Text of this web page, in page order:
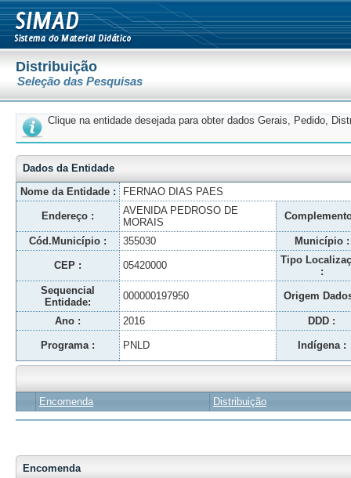
Distribuição
Seleção das Pesquisas
Clique na entidade desejada para obter dados Gerais, Pedido,
Dados da Entidade
Nome da Entidade :
FERNAO DIAS PAES
Endereço :
AVENIDA PEDROSO DE
MORAIS
Cód.Município : 355030 Município :
CEP : 05420000
Tipo
:
Sequencial
Entidade:
000000197950 Origem
Ano : 2016 DDD :
Programa : PNLD Indígena :
Encomenda Distribuição
Encomenda